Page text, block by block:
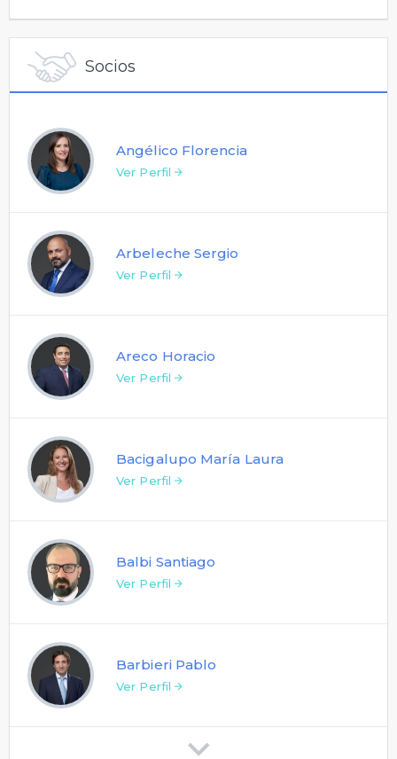
Socios
Angélico Florencia
Ver Perfil
Arbeleche Sergio
Ver Perfil
Areco Horacio
Ver Perfil
Bacigalupo María Laura
Ver Perfil
Balbi Santiago
Ver Perfil
Barbieri Pablo
Ver Perfil